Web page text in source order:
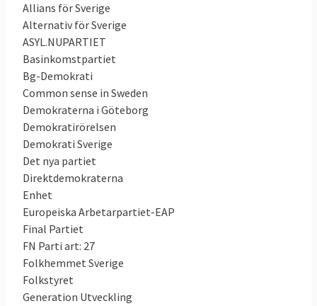
Allians för Sverige
Alternativ för Sverige
ASYL.NUPARTIET
Basinkomstpartiet
Bg-Demokrati
Common sense in Sweden
Demokraterna i Göteborg
Demokratirörelsen
Demokrati Sverige
Det nya partiet
Direktdemokraterna
Enhet
Europeiska Arbetarpartiet-EAP
Final Partiet
FN Parti art: 27
Folkhemmet Sverige
Folkstyret
Generation Utveckling